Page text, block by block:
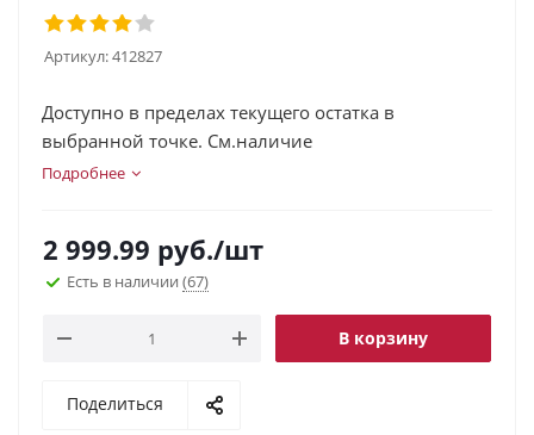
Артикул:412827
Доступно в пределах текущего остатка в
выбранной точке. См.наличие
Подробнее
2 999.99 руб./шт
Есть в наличии (67)
В корзину
Поделиться